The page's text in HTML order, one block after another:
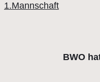
1.Mannschaft
BWO